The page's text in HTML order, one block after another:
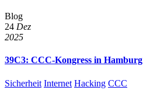
Blog
24 Dez
2025
39C3: CCC-Kongress in Hamburg
Sicherheit Internet Hacking CCC